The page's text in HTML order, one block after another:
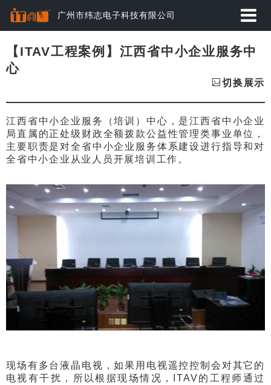
广州市纬志电子科技有限公司
首页
应用方案
产品中心
动态资讯
经典案例
关于纬志
服务与下载
【ITAV工程案例】江西省中小企业服务中
心
切换展示
江西省中小企业服务（培训）中心，是江西省中小企业
局直属的正处级财政全额拨款公益性管理类事业单位，
主要职责是对全省中小企业服务体系建设进行指导和对
全省中小企业从业人员开展培训工作。
现场有多台液晶电视，如果用电视遥控控制会对其它的
电视有干扰，所以根据现场情况，ITAV的工程师通过